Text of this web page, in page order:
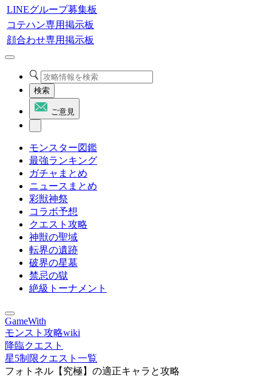
LINEグループ募集板
コテハン専用掲示板
顔合わせ専用掲示板
検索
ご意見
モンスター図鑑
最強ランキング
ガチャまとめ
ニュースまとめ
彩獣神祭
コラボ予想
クエスト攻略
神獣の聖域
転界の遺跡
破界の星墓
禁忌の獄
絶級トーナメント
GameWith
モンスト攻略wiki
降臨クエスト
星5制限クエスト一覧
フォトネル【究極】の適正キャラと攻略